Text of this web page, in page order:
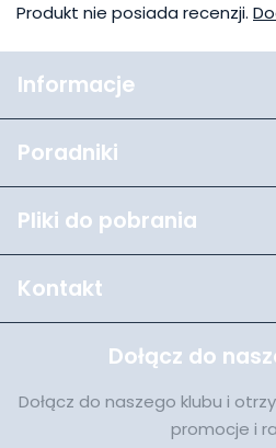
Produkt nie posiada recenzji.
Informacje
Poradniki
Pliki do pobrania
Kontakt
Dołącz do
Dołącz do naszego klubu i
promocje i